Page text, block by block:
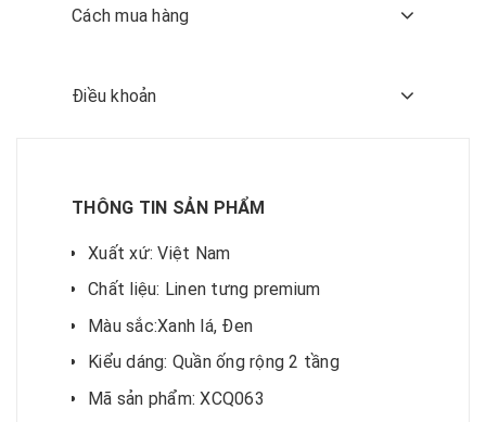
Cách mua hàng
Điều khoản
THÔNG TIN SẢN PHẨM
Xuất xứ: Việt Nam
Chất liệu: Linen tưng premium
Màu sắc:Xanh lá, Đen
Kiểu dáng: Quần ống rộng 2 tầng
Mã sản phẩm: XCQ063